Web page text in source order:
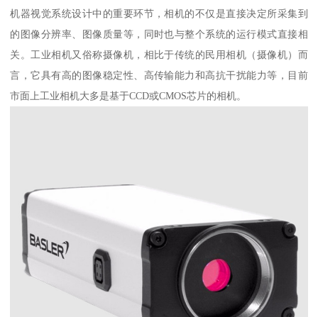
机器视觉系统设计中的重要环节，相机的不仅是直接决定所采集到
的图像分辨率、图像质量等，同时也与整个系统的运行模式直接相
关。工业相机又俗称摄像机，相比于传统的民用相机（摄像机）而
言，它具有高的图像稳定性、高传输能力和高抗干扰能力等，目前
市面上工业相机大多是基于CCD或CMOS芯片的相机。